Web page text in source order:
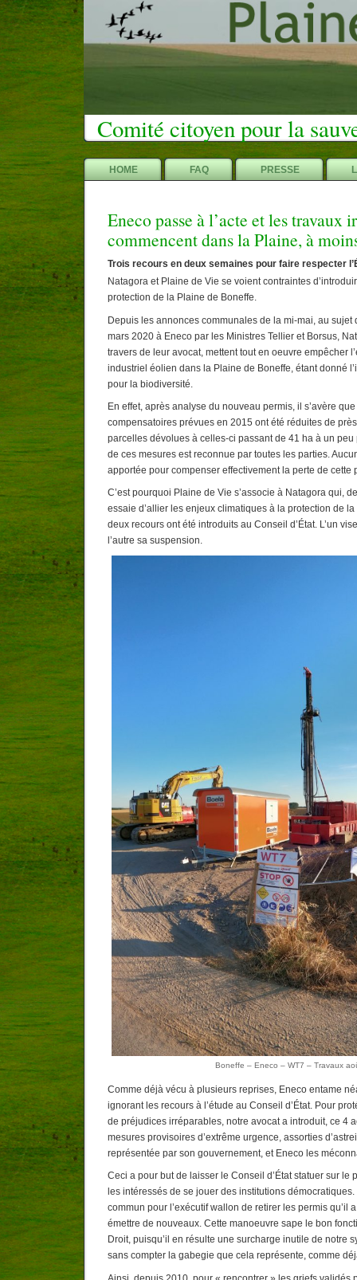
Comité citoyen pour la
HOME FAQ PRESSE
Eneco passe à l’acte et les travaux
commencent dans la Plaine, à
Trois recours en deux semaines pour faire respecter
Natagora et Plaine de Vie se voient contraintes
protection de la Plaine de Boneffe.
Depuis les annonces communales de la mi-mai, au sujet
mars 2020 à Eneco par les Ministres Tellier et Borsus,
travers de leur avocat, mettent tout en oeuvre empêcher
industriel éolien dans la Plaine de Boneffe, étant donné
pour la biodiversité.
En effet, après analyse du nouveau permis, il s’avère
compensatoires prévues en 2015 ont été réduites de
parcelles dévolues à celles-ci passant de 41 ha à un peu
de ces mesures est reconnue par toutes les parties.
apportée pour compenser effectivement la perte de cette
C’est pourquoi Plaine de Vie s’associe à Natagora qui,
essaie d’allier les enjeux climatiques à la protection de
deux recours ont été introduits au Conseil d’État. L’un
l’autre sa suspension.
Boneffe – Eneco – WT7 – Travaux
Comme déjà vécu à plusieurs reprises, Eneco entame
ignorant les recours à l’étude au Conseil d’État. Pour
de préjudices irréparables, notre avocat a introduit, ce 4
mesures provisoires d’extrême urgence, assorties
représentée par son gouvernement, et Eneco les
Ceci a pour but de laisser le Conseil d’État statuer sur le
les intéressés de se jouer des institutions
commun pour l’exécutif wallon de retirer les permis qu’il
émettre de nouveaux. Cette manoeuvre sape le bon
Droit, puisqu’il en résulte une surcharge inutile de notre
sans compter la gabegie que cela représente, comme